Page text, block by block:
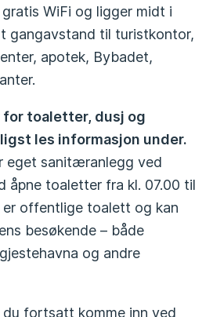
WiFi og ligger midt i
gangavstand til turistkontor,
apotek, Bybadet,
for toaletter, dusj og
les informasjon under.
eget sanitæranlegg ved
åpne toaletter fra kl. 07.00 til
offentlige toalett og kan
besøkende – både
og andre
fortsatt komme inn ved